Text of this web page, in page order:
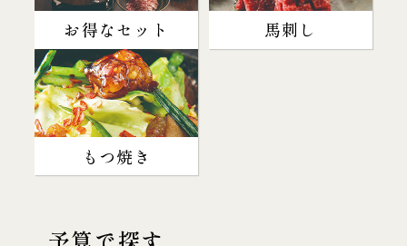
お得なセット 馬刺し
もつ焼き